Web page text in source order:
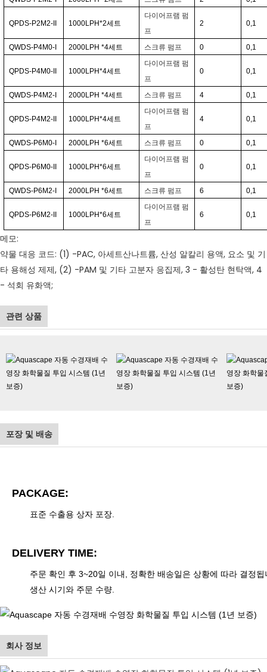
QPDS-P2M2-II 1000LPH*2세트
다이어프램 펌
프
2 0,1
QWDS-P4M0-I 2000LPH *4세트 스크류 펌프 0 0,1
QPDS-P4M0-II 1000LPH*4세트
다이어프램 펌
프
0 0,1
QWDS-P4M2-I 2000LPH *4세트 스크류 펌프 4 0,1
QPDS-P4M2-II 1000LPH*4세트
다이어프램 펌
프
4 0,1
QWDS-P6M0-I 2000LPH *6세트 스크류 펌프 0 0,1
QPDS-P6M0-II 1000LPH*6세트
다이어프램 펌
프
0 0,1
QWDS-P6M2-I 2000LPH *6세트 스크류 펌프 6 0,1
QPDS-P6M2-II 1000LPH*6세트
다이어프램 펌
프
6 0,1
메모:
약물 대응 코드: (1) -PAC, 아세트산나트륨, 산성 알칼리 용액, 요소 및 기
타 용해성 제제, (2) -PAM 및 기타 고분자 응집제, 3 - 활성탄 현탁액, 4
- 석회 유화액;
관련 상품
포장 및 배송
PACKAGE:
표준 수출용 상자 포장.
DELIVERY TIME:
주문 확인 후 3~20일 이내, 정확한 배송일은 상황에 따라 결정됩
생산 시기와 주문 수량.
회사 정보